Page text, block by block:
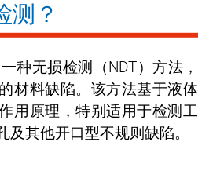
测？
种无损检测（NDT）方法，
材料缺陷。该方法基于液体
用原理，特别适用于检测工
及其他开口型不规则缺陷。